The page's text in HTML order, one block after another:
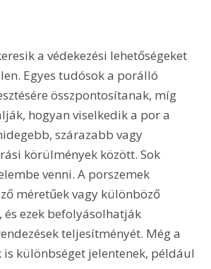
a védekezési lehetőségeket
Egyes tudósok a porálló
összpontosítanak, míg
hogyan viselkedik a por a
szárazabb vagy
körülmények között. Sok
venni. A porszemek
méretűek vagy különböző
és ezek befolyásolhatják
teljesítményét. Még a
különbséget jelentenek, például